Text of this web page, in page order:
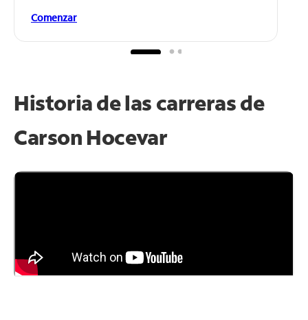
Comenzar
Historia de las carreras de
Carson Hocevar